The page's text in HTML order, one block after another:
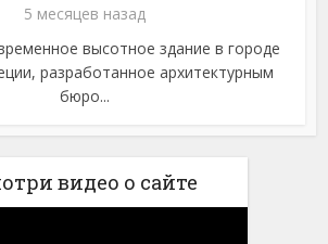
5 месяцев назад
высотное здание в городе
разработанное архитектурным
бюро...
видео о сайте